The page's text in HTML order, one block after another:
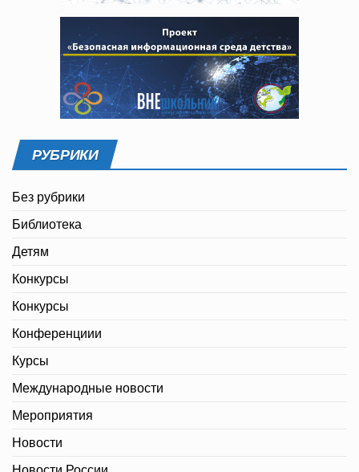
РУБРИКИ
Без рубрики
Библиотека
Детям
Конкурсы
Конкурсы
Конференциии
Курсы
Международные новости
Мероприятия
Новости